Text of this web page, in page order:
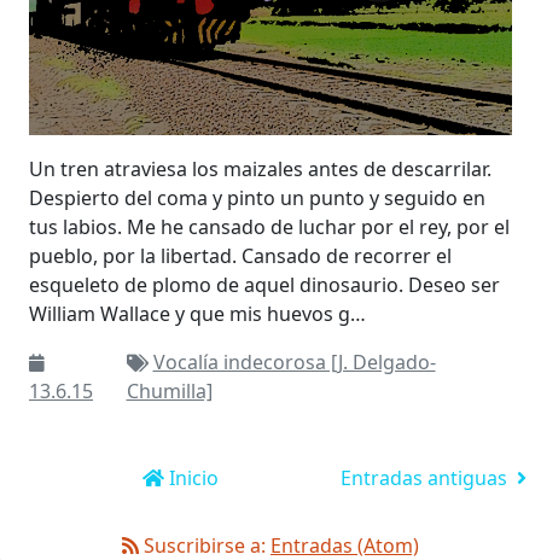
Un tren atraviesa los maizales antes de descarrilar.
Despierto del coma y pinto un punto y seguido en
tus labios. Me he cansado de luchar por el rey, por el
pueblo, por la libertad. Cansado de recorrer el
esqueleto de plomo de aquel dinosaurio. Deseo ser
William Wallace y que mis huevos g…
13.6.15
Vocalía indecorosa [J. Delgado-
Chumilla]
Entradas antiguas
Inicio
Suscribirse a: Entradas (Atom)